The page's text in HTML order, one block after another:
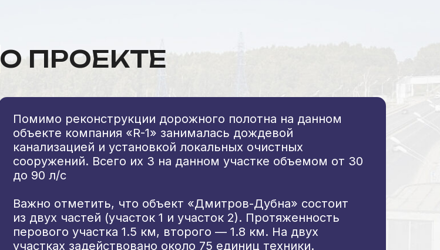
О ПРОЕКТЕ
Помимо реконструкции дорожного полотна на данном
объекте компания «R-1» занималась дождевой
канализацией и установкой локальных очистных
сооружений. Всего их 3 на данном участке объемом от 30
до 90 л/c
Важно отметить, что объект «Дмитров-Дубна» состоит
из двух частей (участок 1 и участок 2). Протяженность
перового участка 1.5 км, второго — 1.8 км. На двух
участках задействовано около 75 единиц техники.